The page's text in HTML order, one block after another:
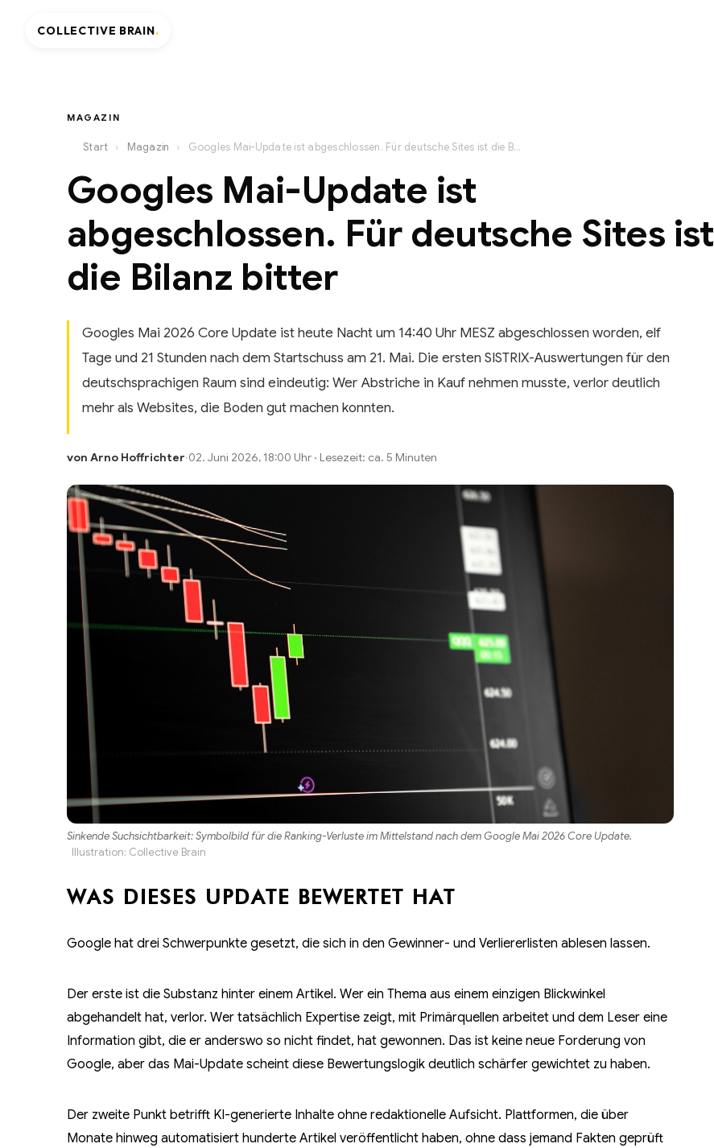
MAGAZIN
Start › Magazin › Googles Mai-Update ist abgeschlossen. Für deutsche Sites ist die Bilanz bitter
Googles Mai-Update ist
abgeschlossen. Für deutsche Sites ist
die Bilanz bitter
Googles Mai 2026 Core Update ist heute Nacht um 14:40 Uhr MESZ abgeschlossen worden, elf
Tage und 21 Stunden nach dem Startschuss am 21. Mai. Die ersten SISTRIX-Auswertungen für den
deutschsprachigen Raum sind eindeutig: Wer Abstriche in Kauf nehmen musste, verlor deutlich
mehr als Websites, die Boden gut machen konnten.
von Arno Hoffrichter·02. Juni 2026, 18:00 Uhr · Lesezeit: ca. 5 Minuten
Sinkende Suchsichtbarkeit: Symbolbild für die Ranking-Verluste im Mittelstand nach dem Google Mai 2026 Core Update.
Illustration: Collective Brain
WAS DIESES UPDATE BEWERTET HAT
Google hat drei Schwerpunkte gesetzt, die sich in den Gewinner- und Verliererlisten ablesen lassen.
Der erste ist die Substanz hinter einem Artikel. Wer ein Thema aus einem einzigen Blickwinkel
abgehandelt hat, verlor. Wer tatsächlich Expertise zeigt, mit Primärquellen arbeitet und dem Leser eine
Information gibt, die er anderswo so nicht findet, hat gewonnen. Das ist keine neue Forderung von
Google, aber das Mai-Update scheint diese Bewertungslogik deutlich schärfer gewichtet zu haben.
Der zweite Punkt betrifft KI-generierte Inhalte ohne redaktionelle Aufsicht. Plattformen, die über
Monate hinweg automatisiert hunderte Artikel veröffentlicht haben, ohne dass jemand Fakten geprüft
COLLECTIVE BRAIN.